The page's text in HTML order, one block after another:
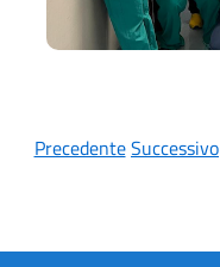
PrecedenteSuccessivo